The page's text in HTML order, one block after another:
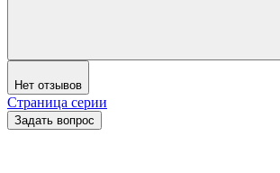
Нет отзывов
Страница серии
Задать вопрос